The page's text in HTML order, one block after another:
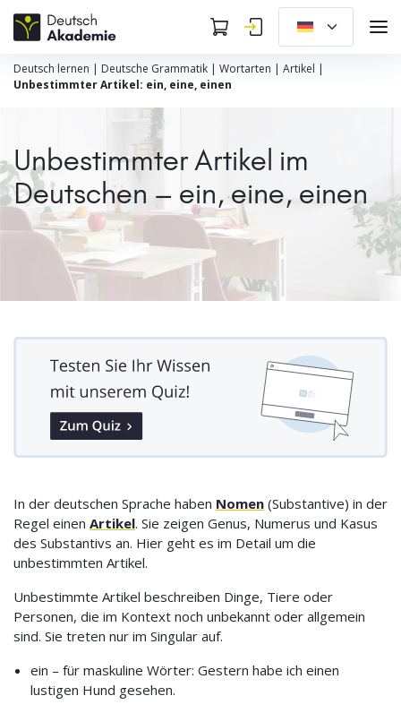
Deutsch lernen | Deutsche Grammatik | Wortarten | Artikel |
Unbestimmter Artikel: ein, eine, einen
Unbestimmter Artikel im
Deutschen – ein, eine, einen
In der deutschen Sprache haben Nomen (Substantive) in der
Regel einen Artikel. Sie zeigen Genus, Numerus und Kasus
des Substantivs an. Hier geht es im Detail um die
unbestimmten Artikel.
Unbestimmte Artikel beschreiben Dinge, Tiere oder
Personen, die im Kontext noch unbekannt oder allgemein
sind. Sie treten nur im Singular auf.
ein – für maskuline Wörter: Gestern habe ich einen
lustigen Hund gesehen.